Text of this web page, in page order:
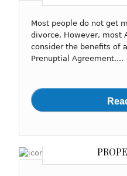
Most people do not get
divorce. However, most
consider the benefits of
Prenuptial Agreement....